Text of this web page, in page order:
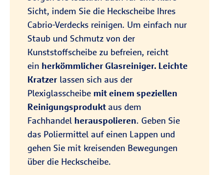
Sicht, indem Sie die Heckscheibe Ihres
Cabrio-Verdecks reinigen. Um einfach nur
Staub und Schmutz von der
Kunststoffscheibe zu befreien, reicht
ein herkömmlicher Glasreiniger. Leichte
Kratzer lassen sich aus der
Plexiglasscheibe mit einem speziellen
Reinigungsprodukt aus dem
Fachhandel herauspolieren. Geben Sie
das Poliermittel auf einen Lappen und
gehen Sie mit kreisenden Bewegungen
über die Heckscheibe.